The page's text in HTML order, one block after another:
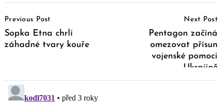
Navigation
Previous Post
Sopka Etna chrlí
záhadné tvary kouře
Next Post
Pentagon začíná
omezovat přísun
vojenské pomoci
Ukrajině